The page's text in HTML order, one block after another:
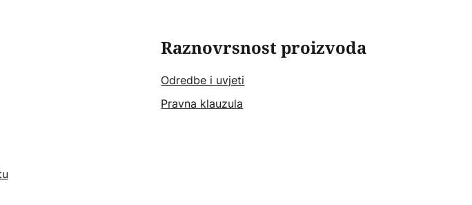
Raznovrsnost proizvoda
Odredbe i uvjeti
Pravna klauzula